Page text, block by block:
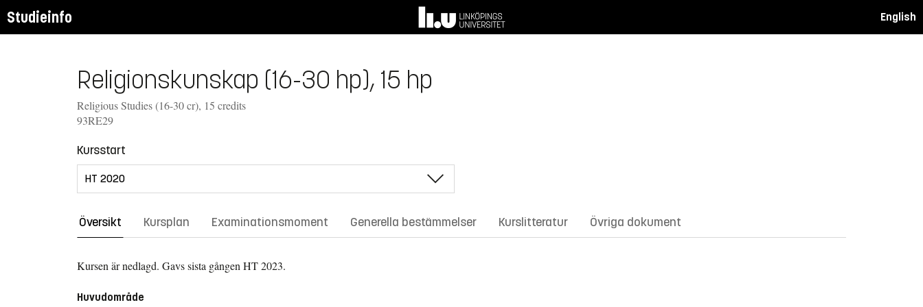
Studieinfo English
Religionskunskap (16-30 hp), 15 hp
Religious Studies (16-30 cr), 15 credits
93RE29
Kursstart
Översikt Kursplan Examinationsmoment Generella bestämmelser Kurslitteratur Övriga dokument
Kursen är nedlagd. Gavs sista gången HT 2023.
Huvudområde